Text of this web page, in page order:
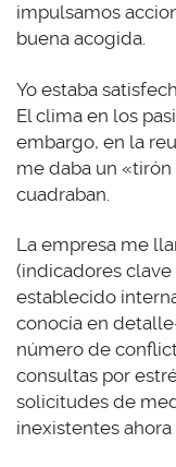
impulsamos
buena acogida.
Yo estaba
El clima en los
embargo, en la
me daba un
cuadraban.
La empresa me
(indicadores
establecido
conocía en
número de
consultas por
solicitudes de
inexistentes ahora